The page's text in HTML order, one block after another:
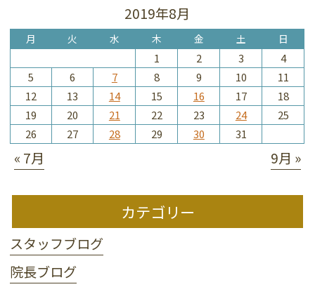
2019年8月
月 火 水 木 金 土 日
1 2 3
4
5
6 7 8 9 10
11
12
13 14 15 16 17
18
19
20 21 22 23 24
25
26
27 28 29 30 31
« 7月 9月 »
カテゴリー
スタッフブログ
院長ブログ